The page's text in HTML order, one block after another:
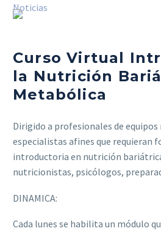
Noticias
Curso Virtual
la Nutrición
Metabólica
Dirigido a profesionales de
especialistas afines que requieran
introductoria en nutrición
nutricionistas, psicólogos,
DINAMICA:
Cada lunes se habilita un módulo